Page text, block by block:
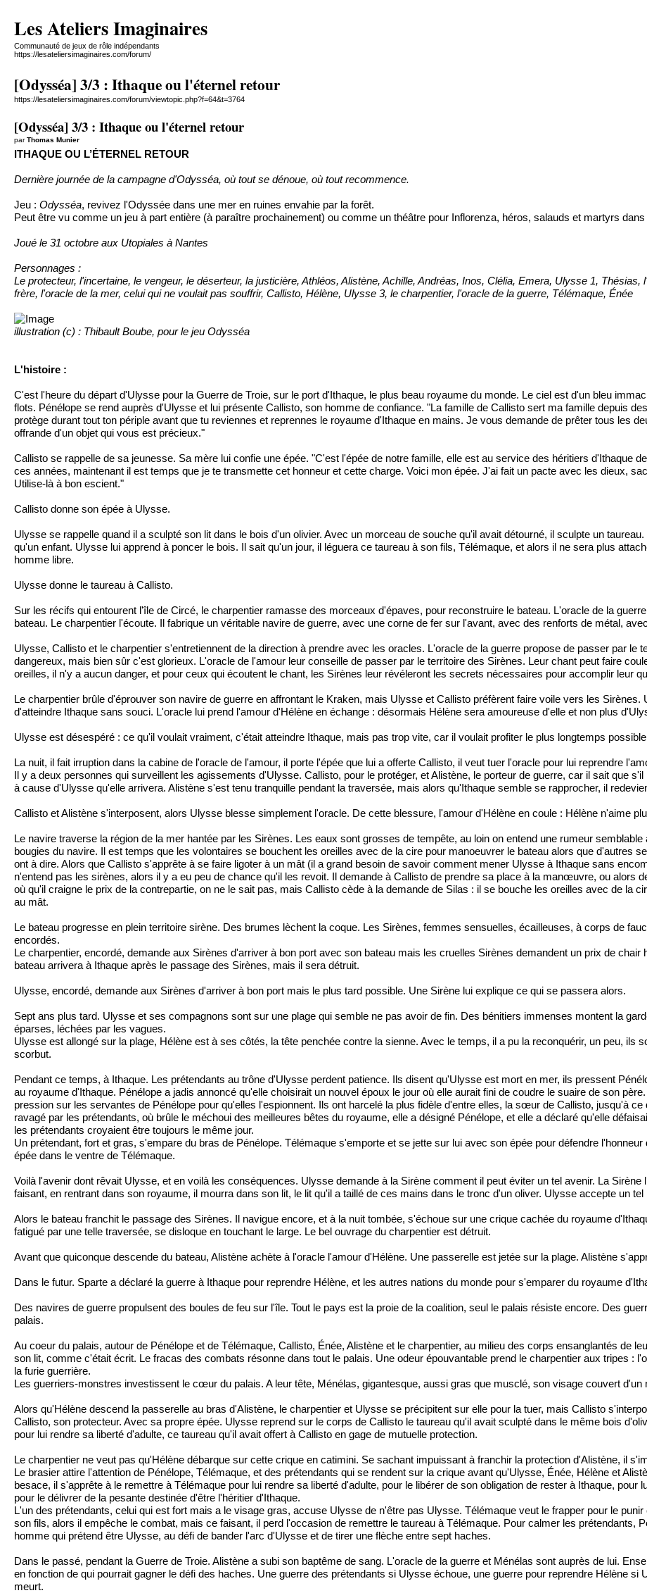
Les Ateliers Imaginaires
Communauté de jeux de rôle indépendants
https://lesateliersimaginaires.com/forum/
[Odysséa] 3/3 : Ithaque ou l'éternel retour
https://lesateliersimaginaires.com/forum/viewtopic.php?f=64&t=3764
[Odysséa] 3/3 : Ithaque ou l'éternel retour
parThomas Munier
ITHAQUE OU L’ÉTERNEL RETOUR
Dernière journée de la campagne d'Odysséa, où tout se dénoue, où tout recommence.
Jeu : Odysséa, revivez l'Odyssée dans une mer en ruines envahie par la forêt.
Peut être vu comme un jeu à part entière (à paraître prochainement) ou comme un théâtre pour Inflorenza, héros, salauds et martyrs
Joué le 31 octobre aux Utopiales à Nantes
Personnages :
Le protecteur, l'incertaine, le vengeur, le déserteur, la justicière, Athléos, Alistène, Achille, Andréas, Inos, Clélia, Emera, Ulysse 1,
frère, l'oracle de la mer, celui qui ne voulait pas souffrir, Callisto, Hélène, Ulysse 3, le charpentier, l'oracle de la guerre, Télémaque, Énée
illustration (c) : Thibault Boube, pour le jeu Odysséa
L'histoire :
C'est l'heure du départ d'Ulysse pour la Guerre de Troie, sur le port d'Ithaque, le plus beau royaume du monde. Le ciel est d'un bleu
flots. Pénélope se rend auprès d'Ulysse et lui présente Callisto, son homme de confiance. "La famille de Callisto sert ma famille depuis
protège durant tout ton périple avant que tu reviennes et reprennes le royaume d'Ithaque en mains. Je vous demande de prêter tous les
offrande d'un objet qui vous est précieux."
Callisto se rappelle de sa jeunesse. Sa mère lui confie une épée. "C'est l'épée de notre famille, elle est au service des héritiers d'Ithaque
ces années, maintenant il est temps que je te transmette cet honneur et cette charge. Voici mon épée. J'ai fait un pacte avec les dieux,
Utilise-là à bon escient."
Callisto donne son épée à Ulysse.
Ulysse se rappelle quand il a sculpté son lit dans le bois d'un olivier. Avec un morceau de souche qu'il avait détourné, il sculpte un
qu'un enfant. Ulysse lui apprend à poncer le bois. Il sait qu'un jour, il léguera ce taureau à son fils, Télémaque, et alors il ne sera plus
homme libre.
Ulysse donne le taureau à Callisto.
Sur les récifs qui entourent l'île de Circé, le charpentier ramasse des morceaux d'épaves, pour reconstruire le bateau. L'oracle de la
bateau. Le charpentier l'écoute. Il fabrique un véritable navire de guerre, avec une corne de fer sur l'avant, avec des renforts de métal,
Ulysse, Callisto et le charpentier s'entretiennent de la direction à prendre avec les oracles. L'oracle de la guerre propose de passer par
dangereux, mais bien sûr c'est glorieux. L'oracle de l'amour leur conseille de passer par le territoire des Sirènes. Leur chant peut faire
oreilles, il n'y a aucun danger, et pour ceux qui écoutent le chant, les Sirènes leur révéleront les secrets nécessaires pour accomplir leur
Le charpentier brûle d'éprouver son navire de guerre en affrontant le Kraken, mais Ulysse et Callisto préfèrent faire voile vers les
d'atteindre Ithaque sans souci. L'oracle lui prend l'amour d'Hélène en échange : désormais Hélène sera amoureuse d'elle et non plus
Ulysse est désespéré : ce qu'il voulait vraiment, c'était atteindre Ithaque, mais pas trop vite, car il voulait profiter le plus longtemps
La nuit, il fait irruption dans la cabine de l'oracle de l'amour, il porte l'épée que lui a offerte Callisto, il veut tuer l'oracle pour lui reprendre
Il y a deux personnes qui surveillent les agissements d'Ulysse. Callisto, pour le protéger, et Alistène, le porteur de guerre, car il sait que
à cause d'Ulysse qu'elle arrivera. Alistène s'est tenu tranquille pendant la traversée, mais alors qu'Ithaque semble se rapprocher, il
Callisto et Alistène s'interposent, alors Ulysse blesse simplement l'oracle. De cette blessure, l'amour d'Hélène en coule : Hélène n'aime
Le navire traverse la région de la mer hantée par les Sirènes. Les eaux sont grosses de tempête, au loin on entend une rumeur
bougies du navire. Il est temps que les volontaires se bouchent les oreilles avec de la cire pour manoeuvrer le bateau alors que d'autres
ont à dire. Alors que Callisto s'apprête à se faire ligoter à un mât (il a grand besoin de savoir comment mener Ulysse à Ithaque sans
n'entend pas les sirènes, alors il y a eu peu de chance qu'il les revoit. Il demande à Callisto de prendre sa place à la manœuvre, ou alors
où qu'il craigne le prix de la contrepartie, on ne le sait pas, mais Callisto cède à la demande de Silas : il se bouche les oreilles avec de la
au mât.
Le bateau progresse en plein territoire sirène. Des brumes lèchent la coque. Les Sirènes, femmes sensuelles, écailleuses, à corps de
encordés.
Le charpentier, encordé, demande aux Sirènes d'arriver à bon port avec son bateau mais les cruelles Sirènes demandent un prix de
bateau arrivera à Ithaque après le passage des Sirènes, mais il sera détruit.
Ulysse, encordé, demande aux Sirènes d'arriver à bon port mais le plus tard possible. Une Sirène lui explique ce qui se passera alors.
Sept ans plus tard. Ulysse et ses compagnons sont sur une plage qui semble ne pas avoir de fin. Des bénitiers immenses montent la
éparses, léchées par les vagues.
Ulysse est allongé sur la plage, Hélène est à ses côtés, la tête penchée contre la sienne. Avec le temps, il a pu la reconquérir, un peu, ils
scorbut.
Pendant ce temps, à Ithaque. Les prétendants au trône d'Ulysse perdent patience. Ils disent qu'Ulysse est mort en mer, ils pressent
au royaume d'Ithaque. Pénélope a jadis annoncé qu'elle choisirait un nouvel époux le jour où elle aurait fini de coudre le suaire de son
pression sur les servantes de Pénélope pour qu'elles l'espionnent. Ils ont harcelé la plus fidèle d'entre elles, la sœur de Callisto, jusqu'à
ravagé par les prétendants, où brûle le méchoui des meilleures bêtes du royaume, elle a désigné Pénélope, et elle a déclaré qu'elle
les prétendants croyaient être toujours le même jour.
Un prétendant, fort et gras, s'empare du bras de Pénélope. Télémaque s'emporte et se jette sur lui avec son épée pour défendre
épée dans le ventre de Télémaque.
Voilà l'avenir dont rêvait Ulysse, et en voilà les conséquences. Ulysse demande à la Sirène comment il peut éviter un tel avenir. La
faisant, en rentrant dans son royaume, il mourra dans son lit, le lit qu'il a taillé de ces mains dans le tronc d'un oliver. Ulysse accepte un
Alors le bateau franchit le passage des Sirènes. Il navigue encore, et à la nuit tombée, s'échoue sur une crique cachée du royaume
fatigué par une telle traversée, se disloque en touchant le large. Le bel ouvrage du charpentier est détruit.
Avant que quiconque descende du bateau, Alistène achète à l'oracle l'amour d'Hélène. Une passerelle est jetée sur la plage. Alistène
Dans le futur. Sparte a déclaré la guerre à Ithaque pour reprendre Hélène, et les autres nations du monde pour s'emparer du royaume
Des navires de guerre propulsent des boules de feu sur l'île. Tout le pays est la proie de la coalition, seul le palais résiste encore. Des
palais.
Au coeur du palais, autour de Pénélope et de Télémaque, Callisto, Énée, Alistène et le charpentier, au milieu des corps ensanglantés de
son lit, comme c'était écrit. Le fracas des combats résonne dans tout le palais. Une odeur épouvantable prend le charpentier aux tripes :
la furie guerrière.
Les guerriers-monstres investissent le cœur du palais. A leur tête, Ménélas, gigantesque, aussi gras que musclé, son visage couvert d'un
Alors qu'Hélène descend la passerelle au bras d'Alistène, le charpentier et Ulysse se précipitent sur elle pour la tuer, mais Callisto
Callisto, son protecteur. Avec sa propre épée. Ulysse reprend sur le corps de Callisto le taureau qu'il avait sculpté dans le même bois
pour lui rendre sa liberté d'adulte, ce taureau qu'il avait offert à Callisto en gage de mutuelle protection.
Le charpentier ne veut pas qu'Hélène débarque sur cette crique en catimini. Se sachant impuissant à franchir la protection d'Alistène, il
Le brasier attire l'attention de Pénélope, Télémaque, et des prétendants qui se rendent sur la crique avant qu'Ulysse, Énée, Hélène et
besace, il s'apprête à le remettre à Télémaque pour lui rendre sa liberté d'adulte, pour le libérer de son obligation de rester à Ithaque,
pour le délivrer de la pesante destinée d'être l'héritier d'Ithaque.
L'un des prétendants, celui qui est fort mais a le visage gras, accuse Ulysse de n'être pas Ulysse. Télémaque veut le frapper pour le
son fils, alors il empêche le combat, mais ce faisant, il perd l'occasion de remettre le taureau à Télémaque. Pour calmer les prétendants,
homme qui prétend être Ulysse, au défi de bander l'arc d'Ulysse et de tirer une flèche entre sept haches.
Dans le passé, pendant la Guerre de Troie. Alistène a subi son baptême de sang. L'oracle de la guerre et Ménélas sont auprès de lui.
en fonction de qui pourrait gagner le défi des haches. Une guerre des prétendants si Ulysse échoue, une guerre pour reprendre Hélène si
meurt.